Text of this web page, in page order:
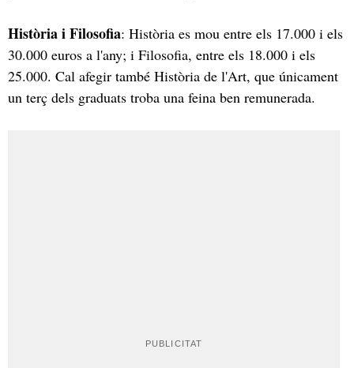
Història i Filosofia: Història es mou entre els 17.000 i els
30.000 euros a l'any; i Filosofia, entre els 18.000 i els
25.000. Cal afegir també Història de l'Art, que únicament
un terç dels graduats troba una feina ben remunerada.